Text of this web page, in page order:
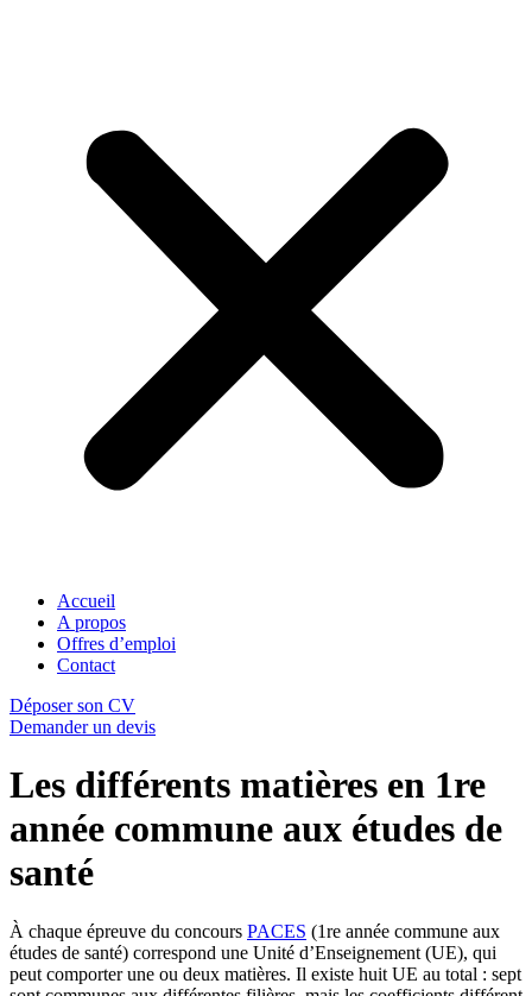
Accueil
A propos
Offres d’emploi
Contact
Déposer son CV
Demander un devis
Les différents matières en 1re
année commune aux études de
santé
À chaque épreuve du concours PACES (1re année commune aux
études de santé) correspond une Unité d’Enseignement (UE), qui
peut comporter une ou deux matières. Il existe huit UE au total : sept